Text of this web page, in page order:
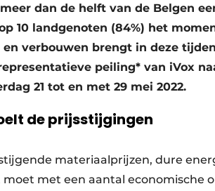
dan de helft van de Belgen
10 landgenoten (84%) het
en verbouwen brengt in deze
peiling* van iVox
21 tot en met 29 mei 2022.
de prijsstijgingen
materiaalprijzen, dure
moet met een aantal economische